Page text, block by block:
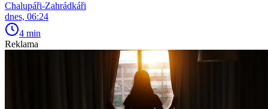
Chalupáři-Zahrádkáři
dnes, 06:24
4 min
Reklama